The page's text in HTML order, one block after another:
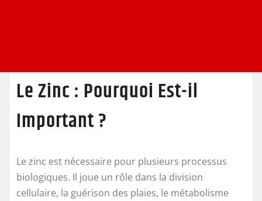
Le Zinc : Pourquoi Est-il
Important ?
Le zinc est nécessaire pour plusieurs processus
biologiques. Il joue un rôle dans la division
cellulaire, la guérison des plaies, le métabolisme